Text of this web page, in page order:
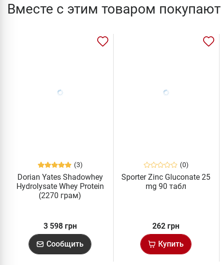
Вместе с этим товаром покупают
(3)
Dorian Yates Shadowhey
Hydrolysate Whey Protein
(2270 грам)
3 598 грн
Сообщить
(0)
Sporter Zinc Gluconate 25
mg 90 табл
262 грн
Купить